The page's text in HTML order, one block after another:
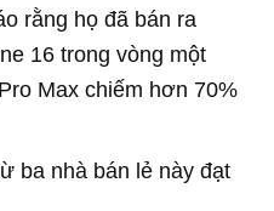
rằng họ đã bán ra
16 trong vòng một
Max chiếm hơn 70%
ba nhà bán lẻ này đạt